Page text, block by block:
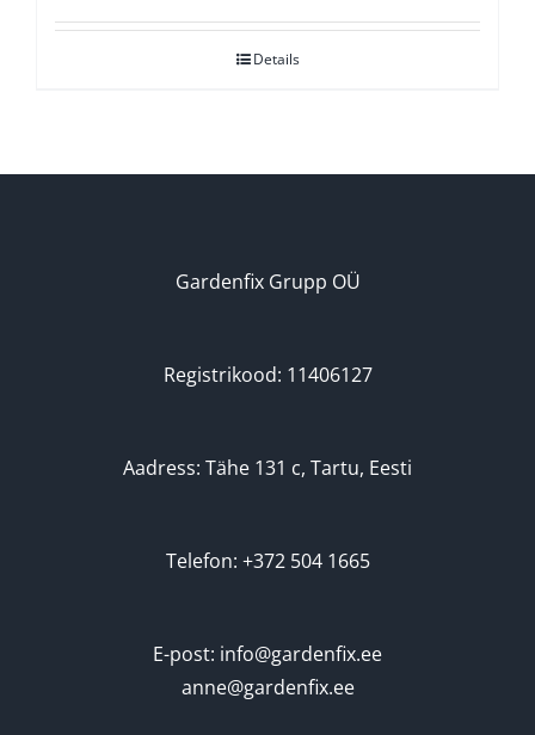
Details
Gardenfix Grupp OÜ
Registrikood: 11406127
Aadress: Tähe 131 c, Tartu, Eesti
Telefon: +372 504 1665
E-post: info@gardenfix.ee
anne@gardenfix.ee